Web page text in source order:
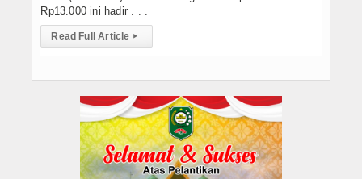
Olahraga
Rp13.000 ini hadir . . .
Read Full Article ▸